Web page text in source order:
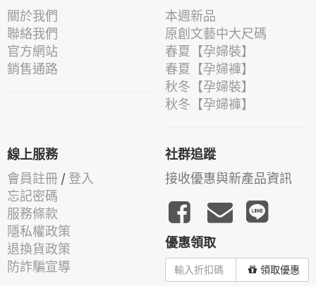
關於我們
聯絡我們
官方網站
銷售通路
本週新品
原創文藝中大尺碼
春夏【孕婦裝】
春夏【孕婦褲】
秋冬【孕婦裝】
秋冬【孕婦褲】
線上服務
會員註冊 / 登入
忘記密碼
服務條款
隱私權政策
退換貨政策
防詐騙宣導
社群追蹤
接收優惠與新產品資訊
優惠領取
領取優惠